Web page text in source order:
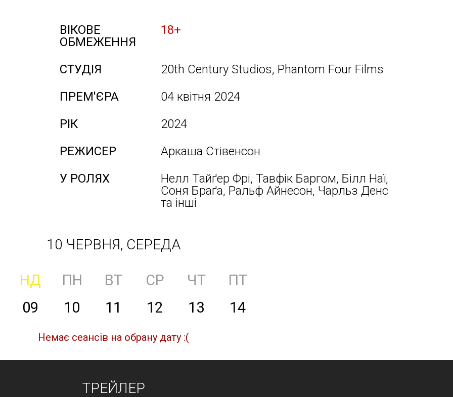
ВІКОВЕ
ОБМЕЖЕННЯ
18+
СТУДІЯ
20th Century Studios, Phantom Four Films
ПРЕМ'ЄРА
04 квітня 2024
РІК
2024
РЕЖИСЕР
Аркаша Стівенсон
У РОЛЯХ
Нелл Тайґер Фрі, Тавфік Баргом, Білл Наї,
Соня Браґа, Ральф Айнесон, Чарльз Денс
та інші
10 ЧЕРВНЯ, СЕРЕДА
НД ПН ВТ СР ЧТ
ПТ
09 10 11 12 13 14
Немає сеансів на обрану дату :(
ТРЕЙЛЕР